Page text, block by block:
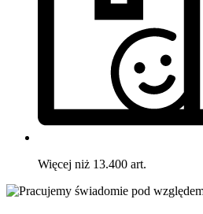
Więcej niż 13.400 art.